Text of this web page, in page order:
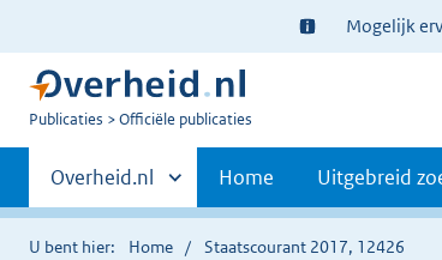
Ter
informatie:
Mogelijk
U
Publicaties Officiële publicaties
Primaire
navigatie
Andere
sites
binnen
Overheid.nl Home Uitgebreid
U bent hier: Home Staatscourant 2017, 12426